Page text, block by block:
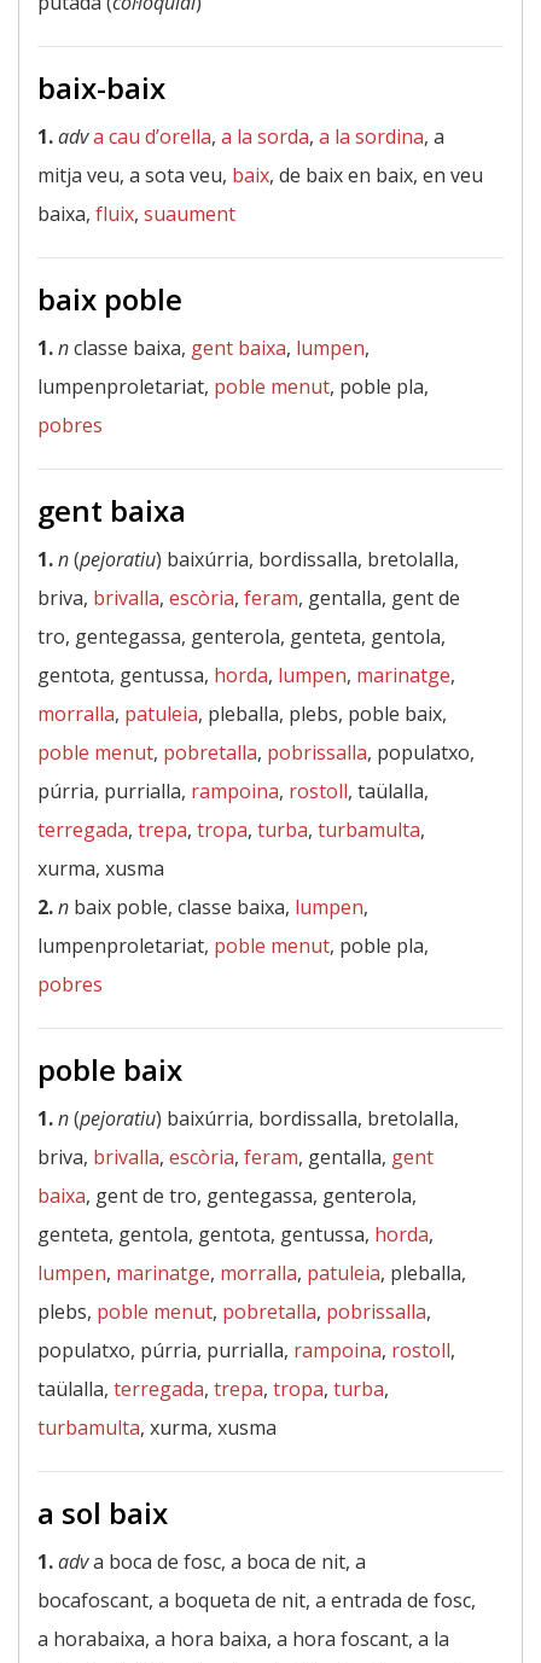
baix-baix
1.adva cau d’orella, a la sorda, a la sordina, a
mitja veu, a sota veu, baix, de baix en baix, en veu
baixa, fluix, suaument
baix poble
1.nclasse baixa, gent baixa, lumpen,
lumpenproletariat, poble menut, poble pla,
pobres
gent baixa
1.n(pejoratiu) baixúrria, bordissalla, bretolalla,
briva, brivalla, escòria, feram, gentalla, gent de
tro, gentegassa, genterola, genteta, gentola,
gentota, gentussa, horda, lumpen, marinatge,
morralla, patuleia, pleballa, plebs, poble baix,
poble menut, pobretalla, pobrissalla, populatxo,
púrria, purrialla, rampoina, rostoll, taülalla,
terregada, trepa, tropa, turba, turbamulta,
xurma, xusma
2.n baix poble, classe baixa, lumpen,
lumpenproletariat, poble menut, poble pla,
pobres
poble baix
1.n(pejoratiu) baixúrria, bordissalla, bretolalla,
briva, brivalla, escòria, feram, gentalla, gent
baixa, gent de tro, gentegassa, genterola,
genteta, gentola, gentota, gentussa, horda,
lumpen, marinatge, morralla, patuleia, pleballa,
plebs, poble menut, pobretalla, pobrissalla,
populatxo, púrria, purrialla, rampoina, rostoll,
taülalla, terregada, trepa, tropa, turba,
turbamulta, xurma, xusma
a sol baix
1.adva boca de fosc, a boca de nit, a
bocafoscant, a boqueta de nit, a entrada de fosc,
a horabaixa, a hora baixa, a hora foscant, a la